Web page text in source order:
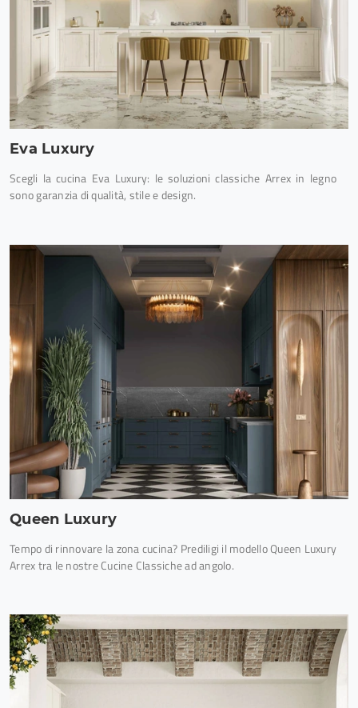
Eva Luxury
Scegli la cucina Eva Luxury: le soluzioni classiche Arrex in legno
sono garanzia di qualità, stile e design.
Queen Luxury
Tempo di rinnovare la zona cucina? Prediligi il modello Queen Luxury
Arrex tra le nostre Cucine Classiche ad angolo.